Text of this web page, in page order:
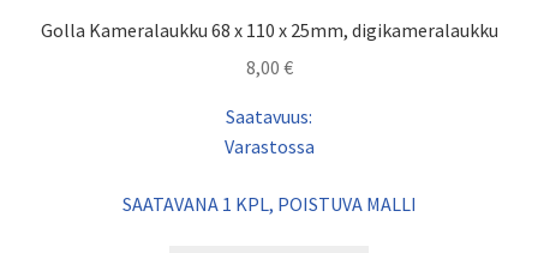
Golla Kameralaukku 68 x 110 x 25mm, digikameralaukku
8,00 €
Saatavuus:
Varastossa
SAATAVANA 1 KPL, POISTUVA MALLI